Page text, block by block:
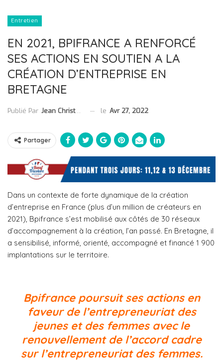
Entretien
EN 2021, BPIFRANCE A RENFORCÉ
SES ACTIONS EN SOUTIEN A LA
CRÉATION D’ENTREPRISE EN
BRETAGNE
Publié Par Jean Christophe Collet le Avr 27, 2022
Partager
Dans un contexte de forte dynamique de la création
d’entreprise en France (plus d’un million de créateurs en
2021), Bpifrance s’est mobilisé aux côtés de 30 réseaux
d’accompagnement à la création, l’an passé. En Bretagne, il
a sensibilisé, informé, orienté, accompagné et financé 1 900
implantations sur le territoire.
Bpifrance poursuit ses actions en
faveur de l’entrepreneuriat des
jeunes et des femmes avec le
renouvellement de l’accord cadre
sur l’entrepreneuriat des femmes.